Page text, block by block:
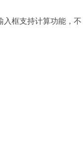
框支持计算功能，不